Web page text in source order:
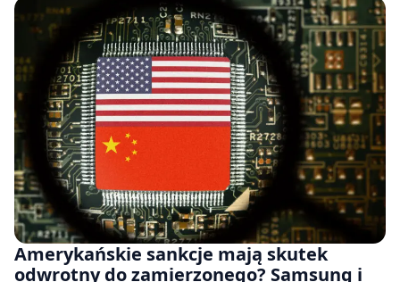
Amerykańskie sankcje mają skutek
odwrotny do zamierzonego? Samsung i